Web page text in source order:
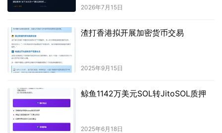
2026年7月15日
渣打香港拟开展加密货币交易
2025年9月15日
鲸鱼1142万美元SOL转JitoSOL质押
2025年6月18日